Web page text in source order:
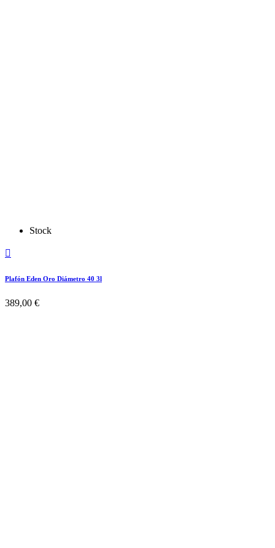
Stock

Plafón Eden Oro Diámetro 40 3l
389,00 €